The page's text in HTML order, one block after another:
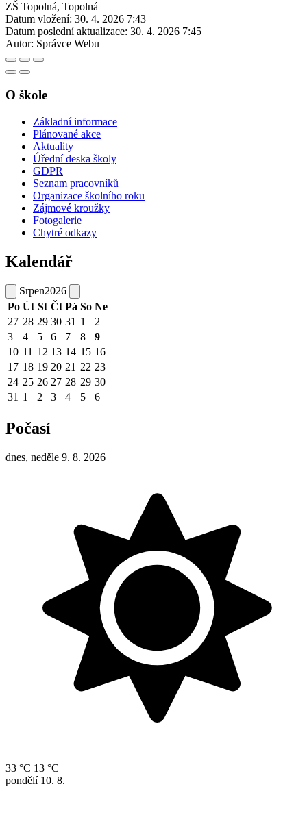
ZŠ Topolná, Topolná
Datum vložení: 30. 4. 2026 7:43
Datum poslední aktualizace: 30. 4. 2026 7:45
Autor: Správce Webu
O škole
Základní informace
Plánované akce
Aktuality
Úřední deska školy
GDPR
Seznam pracovníků
Organizace školního roku
Zájmové kroužky
Fotogalerie
Chytré odkazy
Kalendář
Srpen2026
Po Út St Čt Pá So Ne
27 28 29 30 31 1
2
3
4 5 6 7 8
9
10 11 12 13 14 15 16
17 18 19 20 21 22 23
24 25 26 27 28 29 30
31 1 2 3 4 5 6
Počasí
dnes, neděle 9. 8. 2026
33 °C 13 °C
pondělí 10. 8.